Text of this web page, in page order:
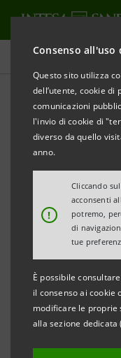
Consenso all'uso
Questo sito utilizza
dell’utente, cookie
comunicazioni
l'invio di cookie di
diverso da quello
anno.
!
Cliccando
acconsenti
potremo,
di
tue
È possibile
il consenso ai cookie
modificare le proprie
alla sezione dedicata (
Comunicati stampa
STAMPA AGGIORNA
“PROMUOVERE
PER
INTESA
2,6 MILIARDI